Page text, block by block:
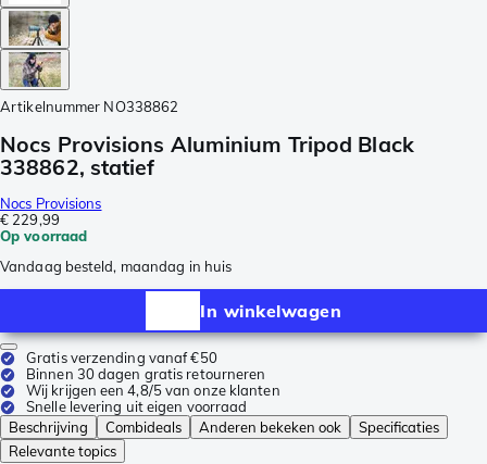
Artikelnummer NO338862
Nocs Provisions Aluminium Tripod Black
338862, statief
Nocs Provisions
€ 229,99
Op voorraad
Vandaag besteld, maandag in huis
In winkelwagen
Gratis verzending vanaf €50
Binnen 30 dagen gratis retourneren
Wij krijgen een 4,8/5 van onze klanten
Snelle levering uit eigen voorraad
Beschrijving
Combideals Anderen bekeken ook
Specificaties
Relevante topics